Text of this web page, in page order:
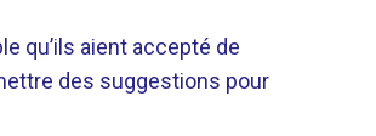
qu’ils aient accepté de
des suggestions pour